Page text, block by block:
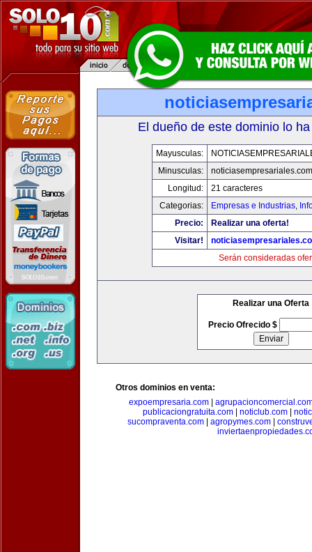
El dueño de este dominio lo
Mayusculas:
Minusculas:
noticiasempresariales.com
Longitud:
21 caracteres
Categorias:
Empresas e Industrias,
Precio:
Realizar una oferta!
Visitar!
Serán consideradas
Realizar una Oferta
Precio Ofrecido $
Otros dominios en venta:
expoempresaria.com|
publicaciongratuita.com| noticlub.com|
sucompraventa.com
agropymes.com